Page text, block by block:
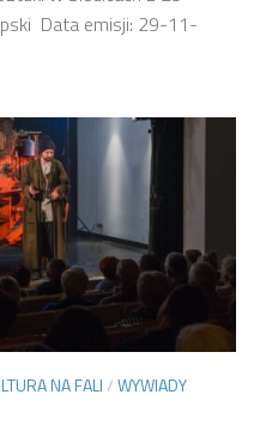
Data emisji: 29-11-
NA FALI/WYWIADY